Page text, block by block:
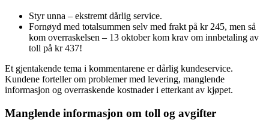
Styr unna – ekstremt dårlig service.
Fornøyd med totalsummen selv med frakt på kr 245, men så
kom overraskelsen – 13 oktober kom krav om innbetaling av
toll på kr 437!
Et gjentakende tema i kommentarene er dårlig kundeservice.
Kundene forteller om problemer med levering, manglende
informasjon og overraskende kostnader i etterkant av kjøpet.
Manglende informasjon om toll og avgifter